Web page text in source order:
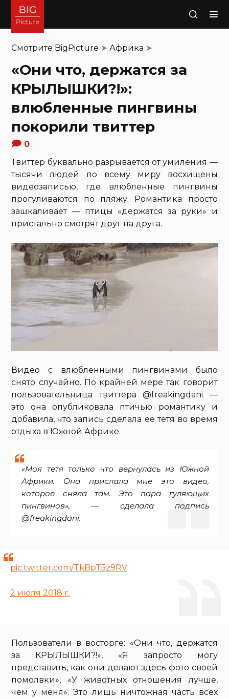
Поиск
Смотрите BigPicture ➤Африка ➤
«Они что, держатся за
КРЫЛЫШКИ?!»:
влюбленные пингвины
покорили твиттер
0
Твиттер буквально разрывается от умиления —
тысячи людей по всему миру восхищены
видеозаписью, где влюбленные пингвины
прогуливаются по пляжу. Романтика просто
зашкаливает — птицы «держатся за руки» и
пристально смотрят друг на друга.
Видео с влюбленными пингвинами было
снято случайно. По крайней мере так говорит
пользовательница твиттера @freakingdani —
это она опубликовала птичью романтику и
добавила, что запись сделала ее тетя во время
отдыха в Южной Африке.
«Моя тетя только что вернулась из Южной
Африки. Она прислала мне это видео,
которое сняла там. Это пара гуляющих
пингвинов», — сделала подпись
@freakingdani.
pic.twitter.com/TkBpT5z9RV
2 июля 2018 г.
Пользователи в восторге: «Они что, держатся
за КРЫЛЫШКИ?!», «Я запросто могу
представить, как они делают здесь фото своей
помолвки», «У животных отношения лучше,
чем у меня». Это лишь ничтожная часть всех